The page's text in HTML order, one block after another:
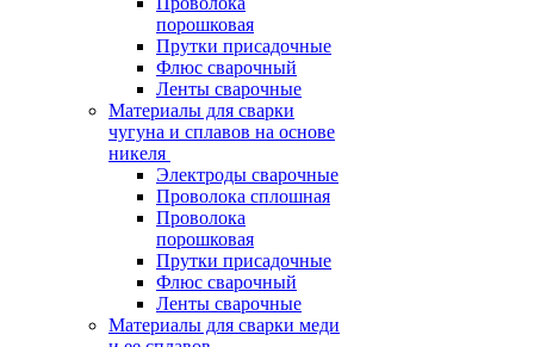
порошковая
Прутки присадочные
Флюс сварочный
Ленты сварочные
Материалы для сварки
чугуна и сплавов на основе
никеля
Электроды сварочные
Проволока сплошная
Проволока
порошковая
Прутки присадочные
Флюс сварочный
Ленты сварочные
Материалы для сварки меди